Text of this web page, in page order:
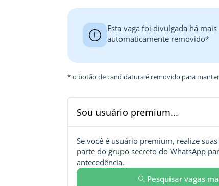
Esta vaga foi divulgada há
automaticamente removido*
* o botão de candidatura é removido para
Sou usuário premium...
Se você é usuário premium, realize suas
parte do grupo secreto do WhatsApp
antecedência.
Pesquisar vagas